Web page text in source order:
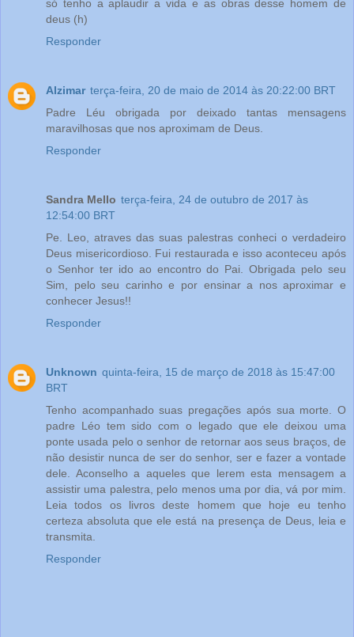
só tenho a aplaudir a vida e as obras desse homem de
deus (h)
Responder
Alzimar terça-feira, 20 de maio de 2014 às 20:22:00 BRT
Padre Léu obrigada por deixado tantas mensagens
maravilhosas que nos aproximam de Deus.
Responder
Sandra Mello terça-feira, 24 de outubro de 2017 às
12:54:00 BRT
Pe. Leo, atraves das suas palestras conheci o verdadeiro
Deus misericordioso. Fui restaurada e isso aconteceu após
o Senhor ter ido ao encontro do Pai. Obrigada pelo seu
Sim, pelo seu carinho e por ensinar a nos aproximar e
conhecer Jesus!!
Responder
Unknown quinta-feira, 15 de março de 2018 às 15:47:00
BRT
Tenho acompanhado suas pregações após sua morte. O
padre Léo tem sido com o legado que ele deixou uma
ponte usada pelo o senhor de retornar aos seus braços, de
não desistir nunca de ser do senhor, ser e fazer a vontade
dele. Aconselho a aqueles que lerem esta mensagem a
assistir uma palestra, pelo menos uma por dia, vá por mim.
Leia todos os livros deste homem que hoje eu tenho
certeza absoluta que ele está na presença de Deus, leia e
transmita.
Responder